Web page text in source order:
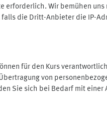
Wir bemühen
die Dritt-Anbieter die IP-
für den Kurs
von
Sie sich bei Bedarf mit